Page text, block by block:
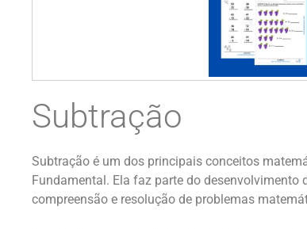
Subtração
Subtração é um dos principais conceitos
Fundamental. Ela faz parte do desenvolvimento
compreensão e resolução de problemas